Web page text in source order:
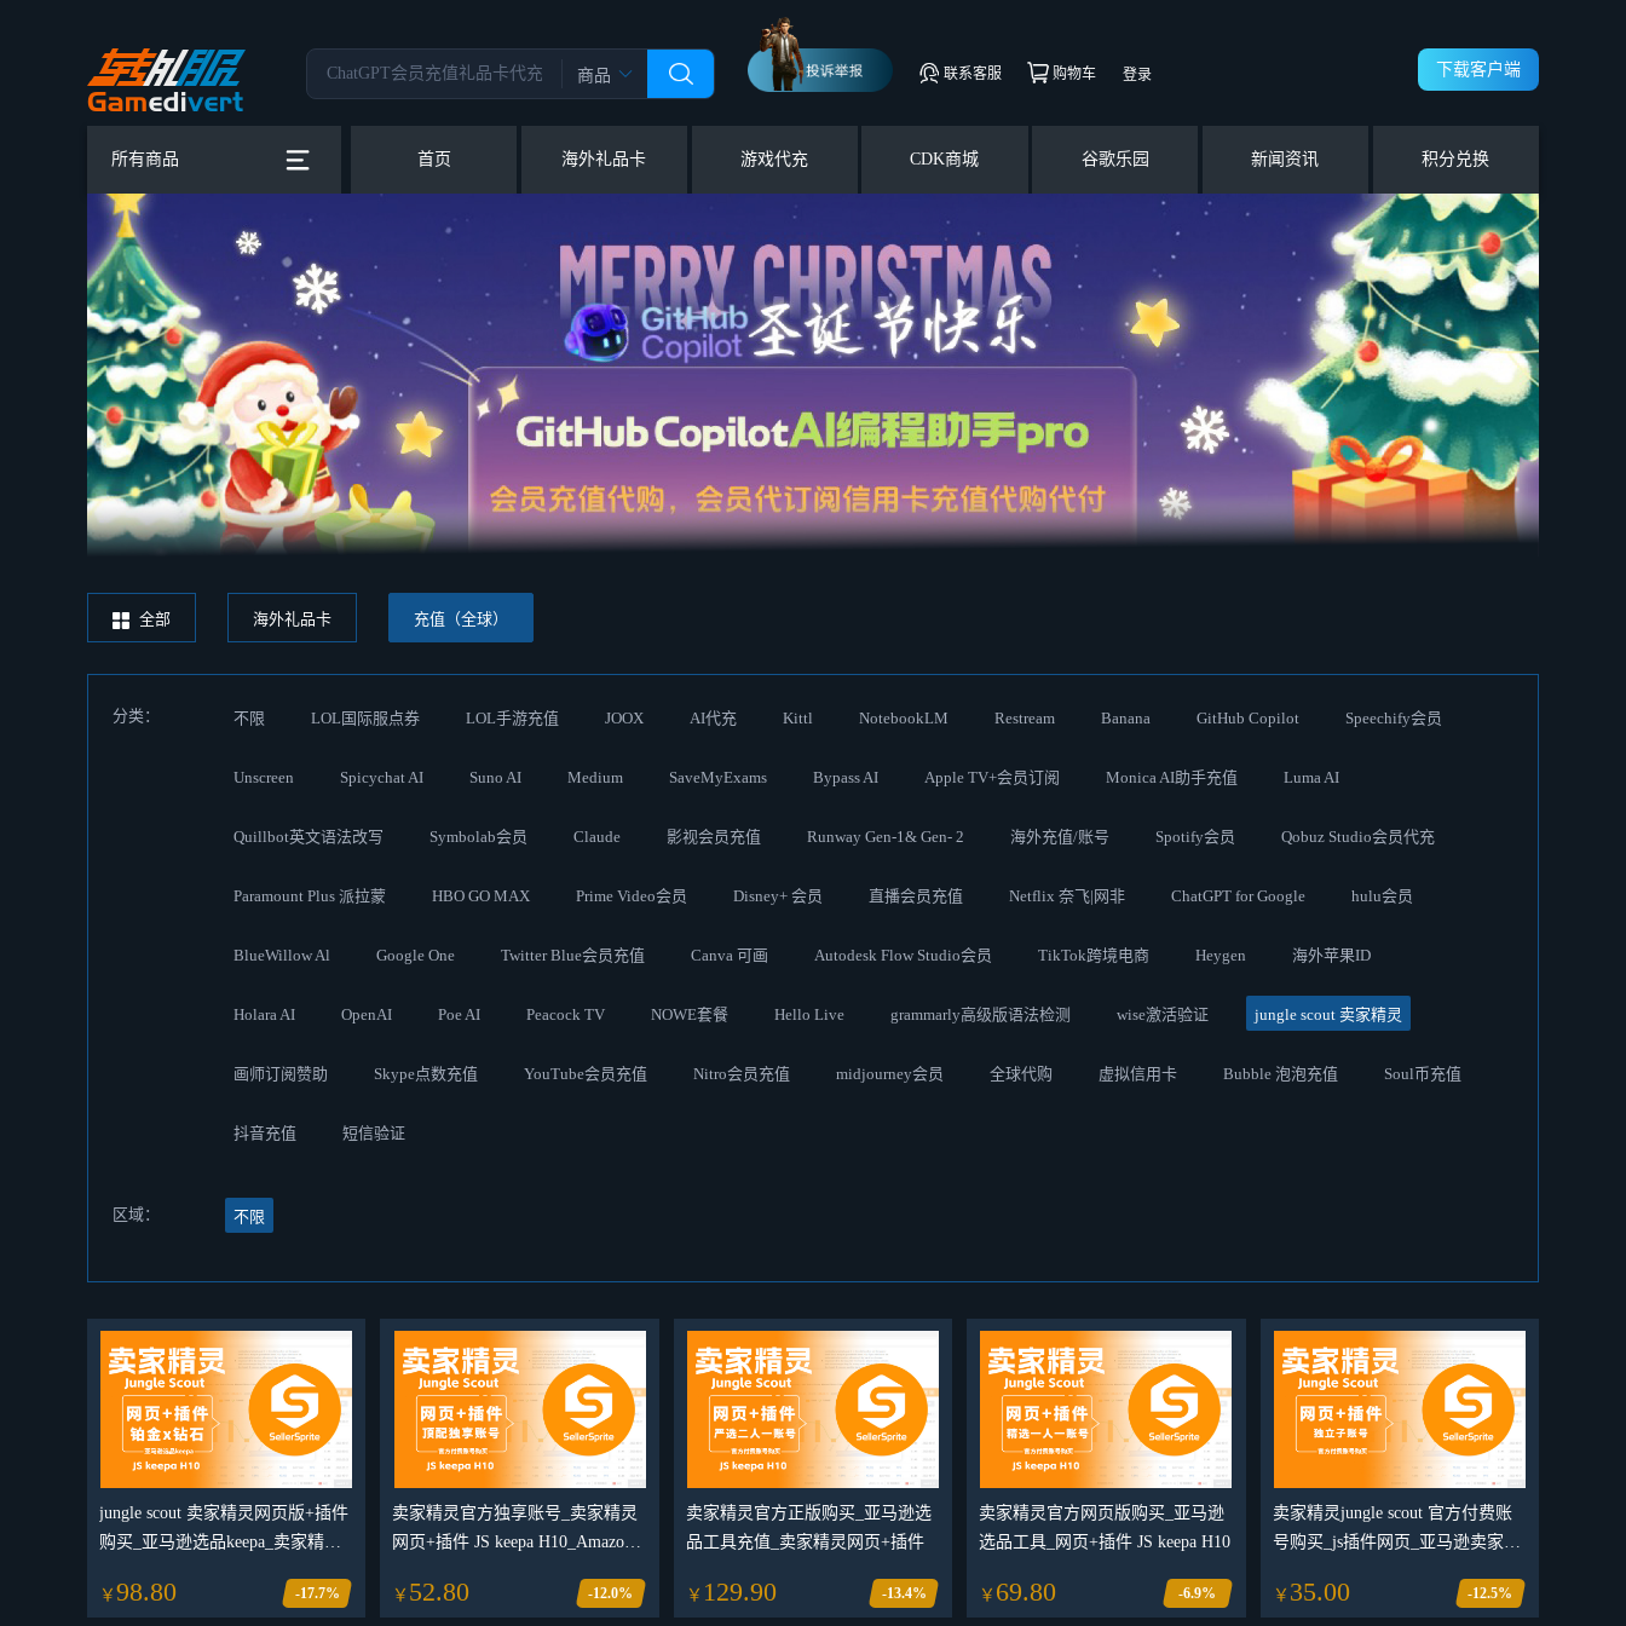
商品 联系客服 购物车 登录 下载客户端
所有商品 首页 海外礼品卡 游戏代充 CDK商城 谷歌乐园 新闻资讯 积分兑换
全部 海外礼品卡 充值（全球）
分类： 不限 LOL国际服点券 LOL手游充值 JOOX AI代充 Kittl NotebookLM Restream Banana GitHub Copilot Speechify会员
Unscreen Spicychat AI Suno AI Medium SaveMyExams Bypass AI Apple TV+会员订阅 Monica AI助手充值 Luma AI
Quillbot英文语法改写 Symbolab会员 Claude 影视会员充值 Runway Gen-1& Gen- 2 海外充值/账号 Spotify会员 Qobuz Studio会员代充
Paramount Plus 派拉蒙 HBO GO MAX Prime Video会员 Disney+ 会员 直播会员充值 Netflix 奈飞|网非 ChatGPT for Google hulu会员
BlueWillow Al Google One Twitter Blue会员充值 Canva 可画 Autodesk Flow Studio会员 TikTok跨境电商 Heygen 海外苹果ID
Holara AI OpenAI Poe AI Peacock TV NOWE套餐 Hello Live grammarly高级版语法检测 wise激活验证 jungle scout 卖家精灵
画师订阅赞助 Skype点数充值 YouTube会员充值 Nitro会员充值 midjourney会员 全球代购 虚拟信用卡 Bubble 泡泡充值 Soul币充值
抖音充值 短信验证
区域： 不限
jungle scout 卖家精灵网页版+插件
购买_亚马逊选品keepa_卖家精灵
￥ 98.80 -17.7%
卖家精灵官方独享账号_卖家精灵
网页+插件 JS keepa H10_Amazon
￥ 52.80 -12.0%
卖家精灵官方正版购买_亚马逊选
品工具充值_卖家精灵网页+插件
￥ 129.90 -13.4%
卖家精灵官方网页版购买_亚马逊
选品工具_网页+插件 JS keepa H10
￥ 69.80 -6.9%
卖家精灵jungle scout 官方付费账
号购买_js插件网页_亚马逊卖家精
￥ 35.00 -12.5%